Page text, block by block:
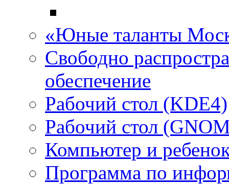
«Юные таланты
Свободно
обеспечение
Рабочий стол (KDE4)
Рабочий стол
Компьютер и
Программа по